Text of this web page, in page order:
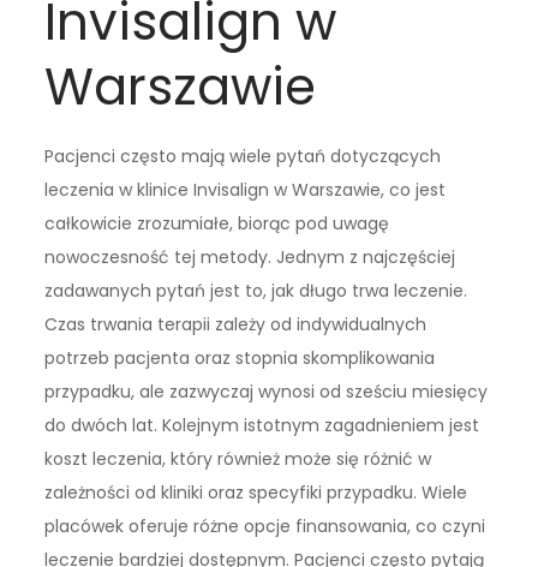
Invisalign w
Warszawie
Pacjenci często mają wiele pytań dotyczących
leczenia w klinice Invisalign w Warszawie, co jest
całkowicie zrozumiałe, biorąc pod uwagę
nowoczesność tej metody. Jednym z najczęściej
zadawanych pytań jest to, jak długo trwa leczenie.
Czas trwania terapii zależy od indywidualnych
potrzeb pacjenta oraz stopnia skomplikowania
przypadku, ale zazwyczaj wynosi od sześciu miesięcy
do dwóch lat. Kolejnym istotnym zagadnieniem jest
koszt leczenia, który również może się różnić w
zależności od kliniki oraz specyfiki przypadku. Wiele
placówek oferuje różne opcje finansowania, co czyni
leczenie bardziej dostępnym. Pacjenci często pytają